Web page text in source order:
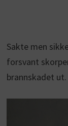
Sakte men
forsvant
brannskadet ut.